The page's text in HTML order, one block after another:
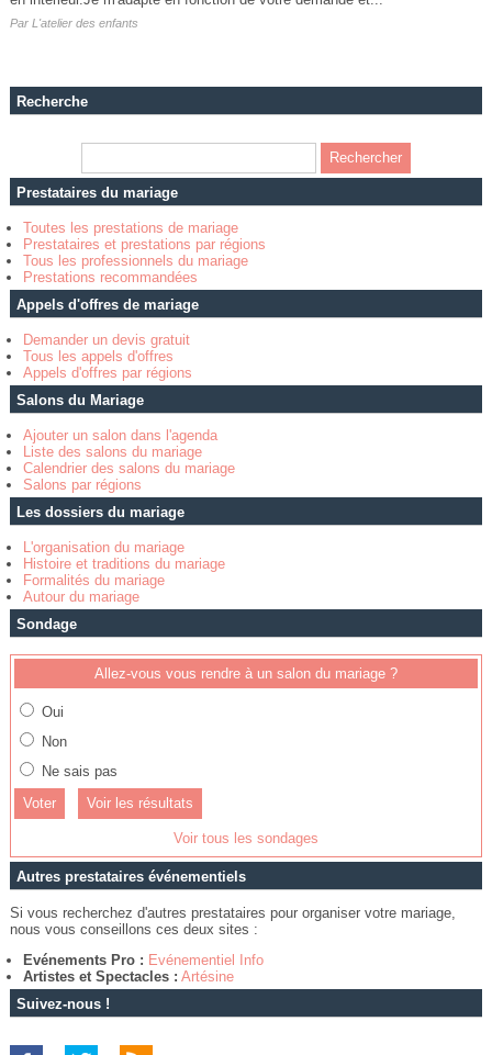
Par L'atelier des enfants
Recherche
Prestataires du mariage
Toutes les prestations de mariage
Prestataires et prestations par régions
Tous les professionnels du mariage
Prestations recommandées
Appels d'offres de mariage
Demander un devis gratuit
Tous les appels d'offres
Appels d'offres par régions
Salons du Mariage
Ajouter un salon dans l'agenda
Liste des salons du mariage
Calendrier des salons du mariage
Salons par régions
Les dossiers du mariage
L'organisation du mariage
Histoire et traditions du mariage
Formalités du mariage
Autour du mariage
Sondage
Allez-vous vous rendre à un salon du mariage ?
Oui
Non
Ne sais pas
Voir les résultats
Voir tous les sondages
Autres prestataires événementiels
Si vous recherchez d'autres prestataires pour organiser votre mariage,
nous vous conseillons ces deux sites :
Evénements Pro : Evénementiel Info
Artistes et Spectacles : Artésine
Suivez-nous !